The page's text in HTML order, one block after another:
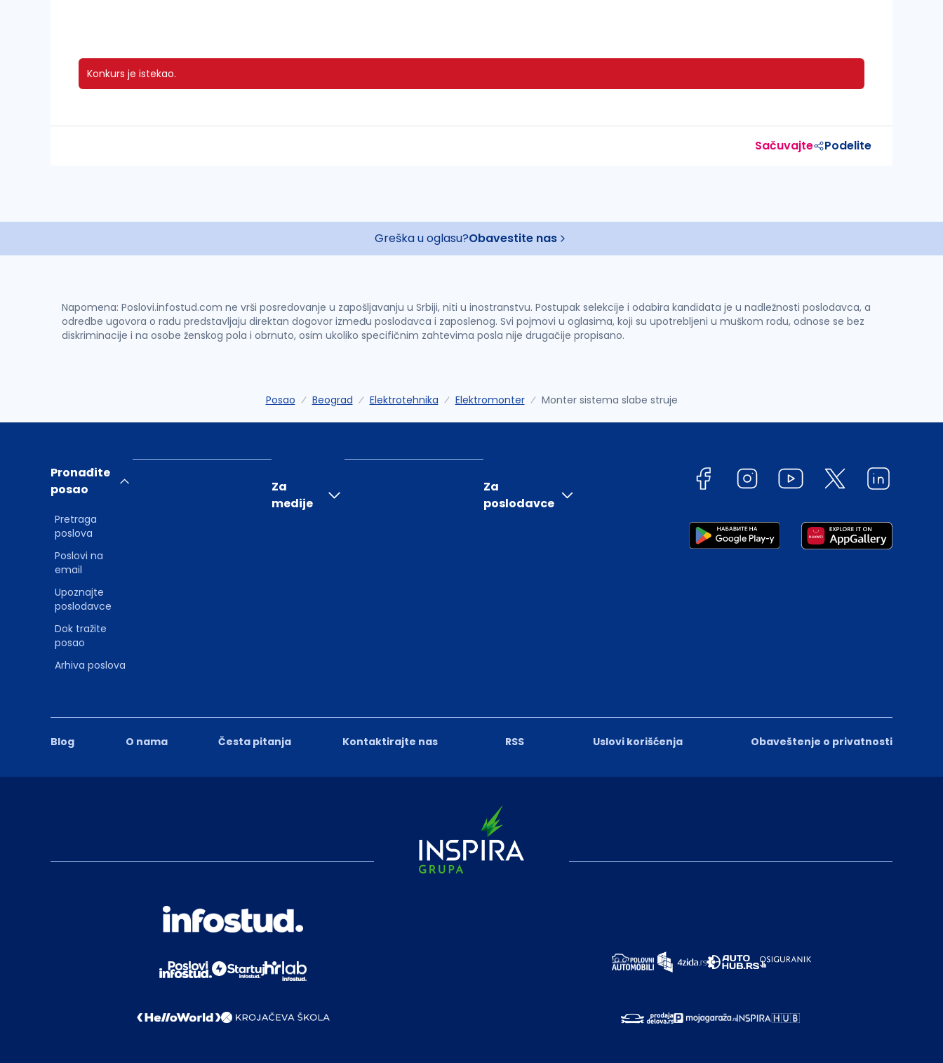
Konkurs je istekao.
Sačuvajte Podelite
Greška u oglasu?Obavestite nas
Napomena: Poslovi.infostud.com ne vrši posredovanje u zapošljavanju u Srbiji, niti u inostranstvu. Postupak selekcije i odabira kandidata je u nadležnosti poslodavca, a
odredbe ugovora o radu predstavljaju direktan dogovor između poslodavca i zaposlenog. Svi pojmovi u oglasima, koji su upotrebljeni u muškom rodu, odnose se bez
diskriminacije i na osobe ženskog pola i obrnuto, osim ukoliko specifičnim zahtevima posla nije drugačije propisano.
Posao Beograd Elektrotehnika Elektromonter Monter sistema slabe struje
Blog O nama Česta pitanja Kontaktirajte nas RSS Uslovi korišćenja Obaveštenje o privatnosti
Pronađite
posao
Pretraga
poslova
Poslovi na
email
Upoznajte
poslodavce
Dok tražite
posao
Arhiva poslova
Za
medije
Za
poslodavce